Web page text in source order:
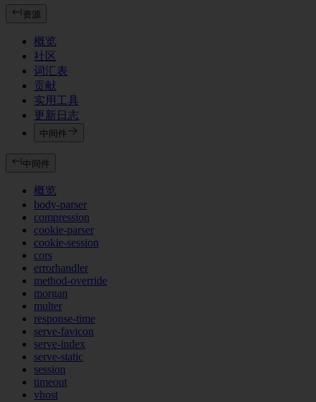
资源
概览
社区
词汇表
贡献
实用工具
更新日志
中间件
中间件
概览
body-parser
compression
cookie-parser
cookie-session
cors
errorhandler
method-override
morgan
multer
response-time
serve-favicon
serve-index
serve-static
session
timeout
vhost